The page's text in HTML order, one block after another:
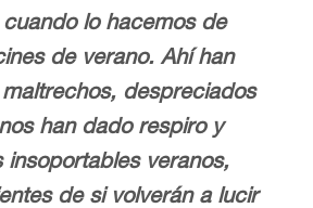
lo hacemos de
de verano. Ahí han
despreciados
han dado respiro y
insoportables veranos,
de si volverán a lucir